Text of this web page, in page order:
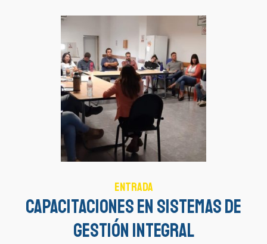
Entrada
Capacitaciones en Sistemas de
Gestión Integral